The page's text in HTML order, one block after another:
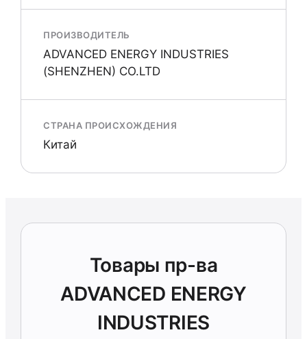
ПРОИЗВОДИТЕЛЬ
ADVANCED ENERGY INDUSTRIES
(SHENZHEN) CO.LTD
СТРАНА ПРОИСХОЖДЕНИЯ
Китай
Товары пр-ва
ADVANCED ENERGY
INDUSTRIES